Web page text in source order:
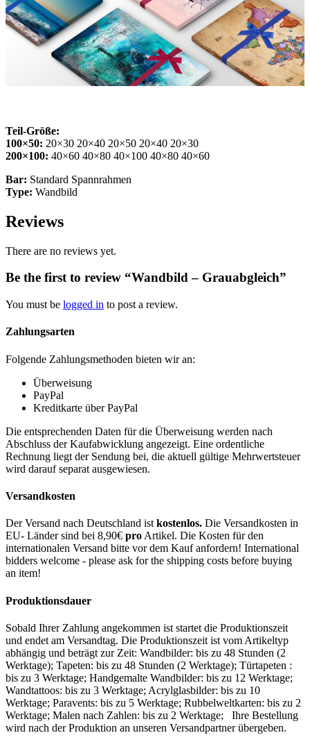
Teil-Größe:
100×50: 20×30 20×40 20×50 20×40 20×30
200×100: 40×60 40×80 40×100 40×80 40×60
Bar: Standard Spannrahmen
Type: Wandbild
Reviews
There are no reviews yet.
Be the first to review “Wandbild – Grauabgleich”
You must be logged in to post a review.
Zahlungsarten
Folgende Zahlungsmethoden bieten wir an:
Überweisung
PayPal
Kreditkarte über PayPal
Die entsprechenden Daten für die Überweisung werden nach
Abschluss der Kaufabwicklung angezeigt. Eine ordentliche
Rechnung liegt der Sendung bei, die aktuell gültige Mehrwertsteuer
wird darauf separat ausgewiesen.
Versandkosten
Der Versand nach Deutschland ist kostenlos. Die Versandkosten in
EU- Länder sind bei 8,90€ pro Artikel. Die Kosten für den
internationalen Versand bitte vor dem Kauf anfordern! International
bidders welcome - please ask for the shipping costs before buying
an item!
Produktionsdauer
Sobald Ihrer Zahlung angekommen ist startet die Produktionszeit
und endet am Versandtag. Die Produktionszeit ist vom Artikeltyp
abhängig und beträgt zur Zeit: Wandbilder: bis zu 48 Stunden (2
Werktage); Tapeten: bis zu 48 Stunden (2 Werktage); Türtapeten :
bis zu 3 Werktage; Handgemalte Wandbilder: bis zu 12 Werktage;
Wandtattoos: bis zu 3 Werktage; Acrylglasbilder: bis zu 10
Werktage; Paravents: bis zu 5 Werktage; Rubbelweltkarten: bis zu 2
Werktage; Malen nach Zahlen: bis zu 2 Werktage; Ihre Bestellung
wird nach der Produktion an unseren Versandpartner übergeben.